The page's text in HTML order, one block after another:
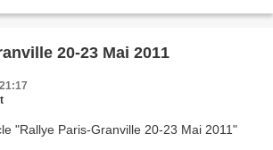
20-23 Mai 2011